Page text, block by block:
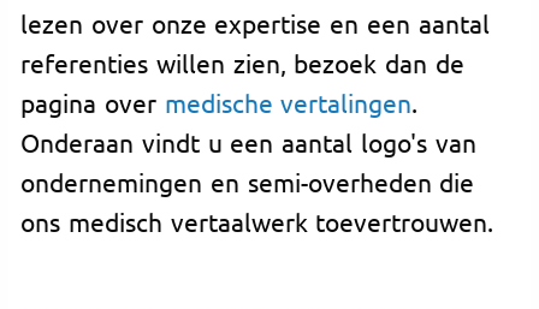
lezen over onze expertise en een aantal
referenties willen zien, bezoek dan de
pagina over medische vertalingen.
Onderaan vindt u een aantal logo's van
ondernemingen en semi-overheden die
ons medisch vertaalwerk toevertrouwen.